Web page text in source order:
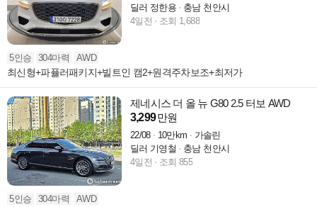
딜러 정한용
충남 천안시
4일전
조회 1,688
5인승 304마력 AWD
최신형+파퓰러패키지+빌트인 캠2+원격주차보조+최저가
제네시스 더 올 뉴 G80 2.5 터보 AWD
3,299만원
22/08 10만km
가솔린
딜러 기영철
충남 천안시
4일전
조회 855
5인승 304마력 AWD